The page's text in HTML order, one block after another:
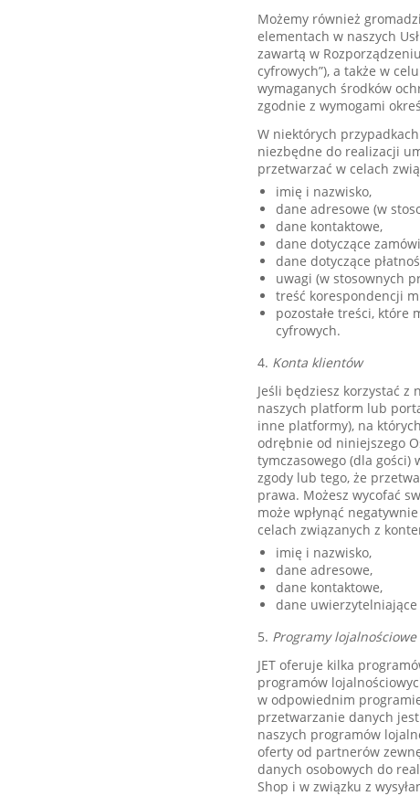
Możemy również
elementach w naszych
zawartą w
cyfrowych”), a także w
wymaganych środków
zgodnie z wymogami
W niektórych
niezbędne do realizacji
przetwarzać w celach
imię i nazwisko,
dane adresowe (w
dane kontaktowe,
dane dotyczące
dane dotyczące
uwagi (w stosownych
treść korespondencji
pozostałe treści, które
cyfrowych.
4. Konta klientów
Jeśli będziesz korzystać z
naszych platform lub
inne platformy), na
odrębnie od niniejszego
tymczasowego (dla gości)
zgody lub tego, że
prawa. Możesz wycofać
może wpłynąć
celach związanych z
imię i nazwisko,
dane adresowe,
dane kontaktowe,
dane uwierzytelniające
5. Programy
JET oferuje kilka
programów
w odpowiednim
przetwarzanie danych
naszych programów
oferty od partnerów
danych osobowych do
Shop i w związku z